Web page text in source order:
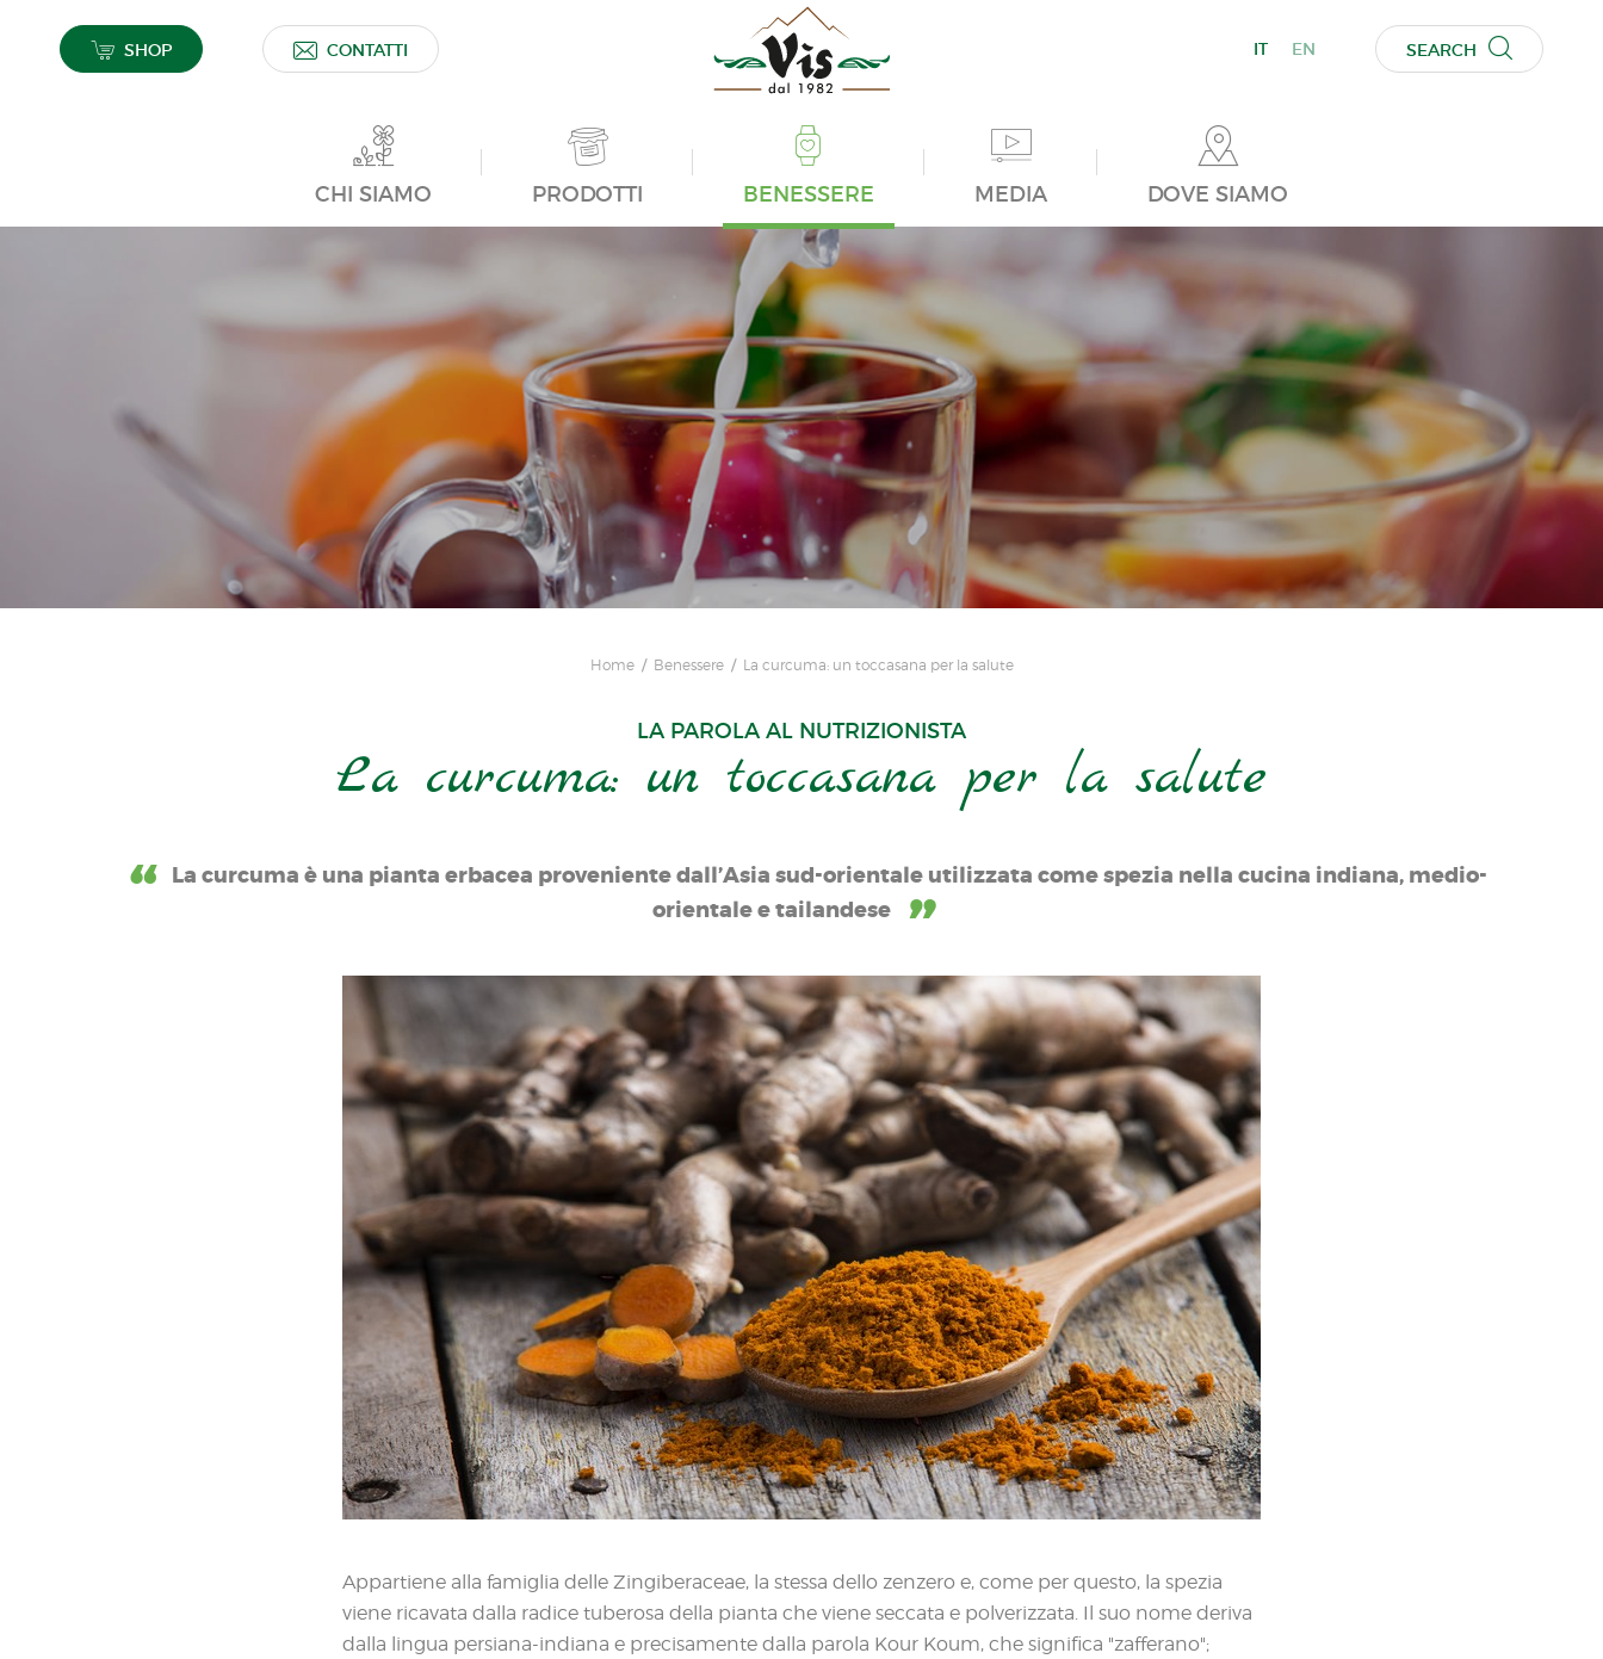
SHOP CONTATTI SEARCH
IT EN
CHI SIAMO PRODOTTI BENESSERE MEDIA DOVE SIAMO
Home Benessere La curcuma: un toccasana per la salute
LA PAROLA AL NUTRIZIONISTA
La curcuma: un toccasana per la salute
La curcuma è una pianta erbacea proveniente dall’Asia sud-orientale utilizzata come spezia nella cucina indiana, medio-
orientale e tailandese
Appartiene alla famiglia delle Zingiberaceae, la stessa dello zenzero e, come per questo, la spezia
viene ricavata dalla radice tuberosa della pianta che viene seccata e polverizzata. Il suo nome deriva
dalla lingua persiana-indiana e precisamente dalla parola Kour Koum, che significa "zafferano";